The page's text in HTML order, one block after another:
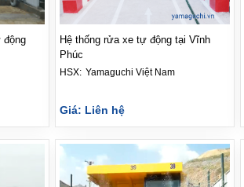
động
Hệ thống rửa xe tự động tại Vĩnh
Phúc
Yamaguchi Việt Nam
Giá: Liên hệ